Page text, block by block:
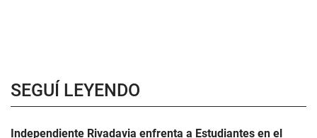
SEGUÍ LEYENDO
Independiente Rivadavia enfrenta a Estudiantes en el